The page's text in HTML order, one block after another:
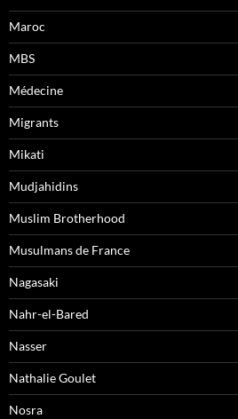
Maroc
MBS
Médecine
Migrants
Mikati
Mudjahidins
Muslim Brotherhood
Musulmans de France
Nagasaki
Nahr-el-Bared
Nasser
Nathalie Goulet
Nosra